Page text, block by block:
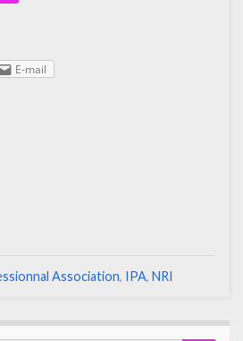
E-mail
Association, IPA, NRI